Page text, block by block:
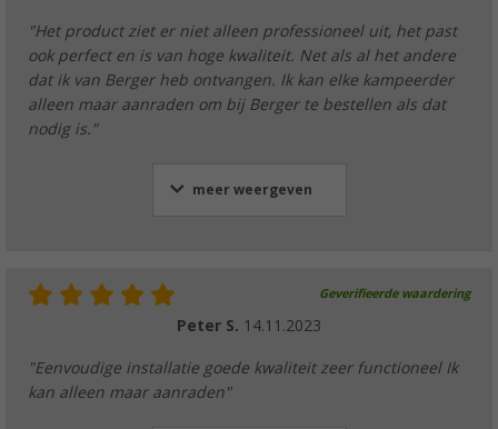
"Het product ziet er niet alleen professioneel uit, het past
ook perfect en is van hoge kwaliteit. Net als al het andere
dat ik van Berger heb ontvangen. Ik kan elke kampeerder
alleen maar aanraden om bij Berger te bestellen als dat
nodig is."
meer weergeven
Geverifieerde waardering
Peter S. 14.11.2023
"Eenvoudige installatie goede kwaliteit zeer functioneel Ik
kan alleen maar aanraden"